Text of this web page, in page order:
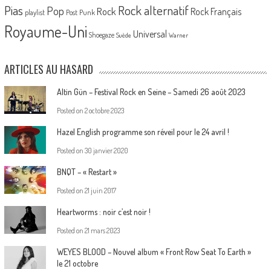
Pias playlist Pop Post Punk Rock Rock alternatif Rock Français
Royaume-Uni Shoegaze Suède Universal Warner
ARTICLES AU HASARD
Altin Gün – Festival Rock en Seine – Samedi 26 août 2023
Posted on 2 octobre 2023
Hazel English programme son réveil pour le 24 avril !
Posted on 30 janvier 2020
BNQT – « Restart »
Posted on 21 juin 2017
Heartworms : noir c’est noir !
Posted on 21 mars 2023
WEYES BLOOD – Nouvel album « Front Row Seat To Earth »
le 21 octobre